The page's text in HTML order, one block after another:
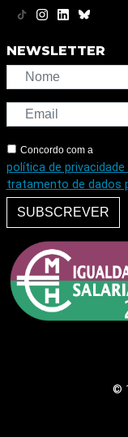
NEWSLETTER
Concordo com a
política de privacidade
tratamento de dados
SUBSCREVER
©